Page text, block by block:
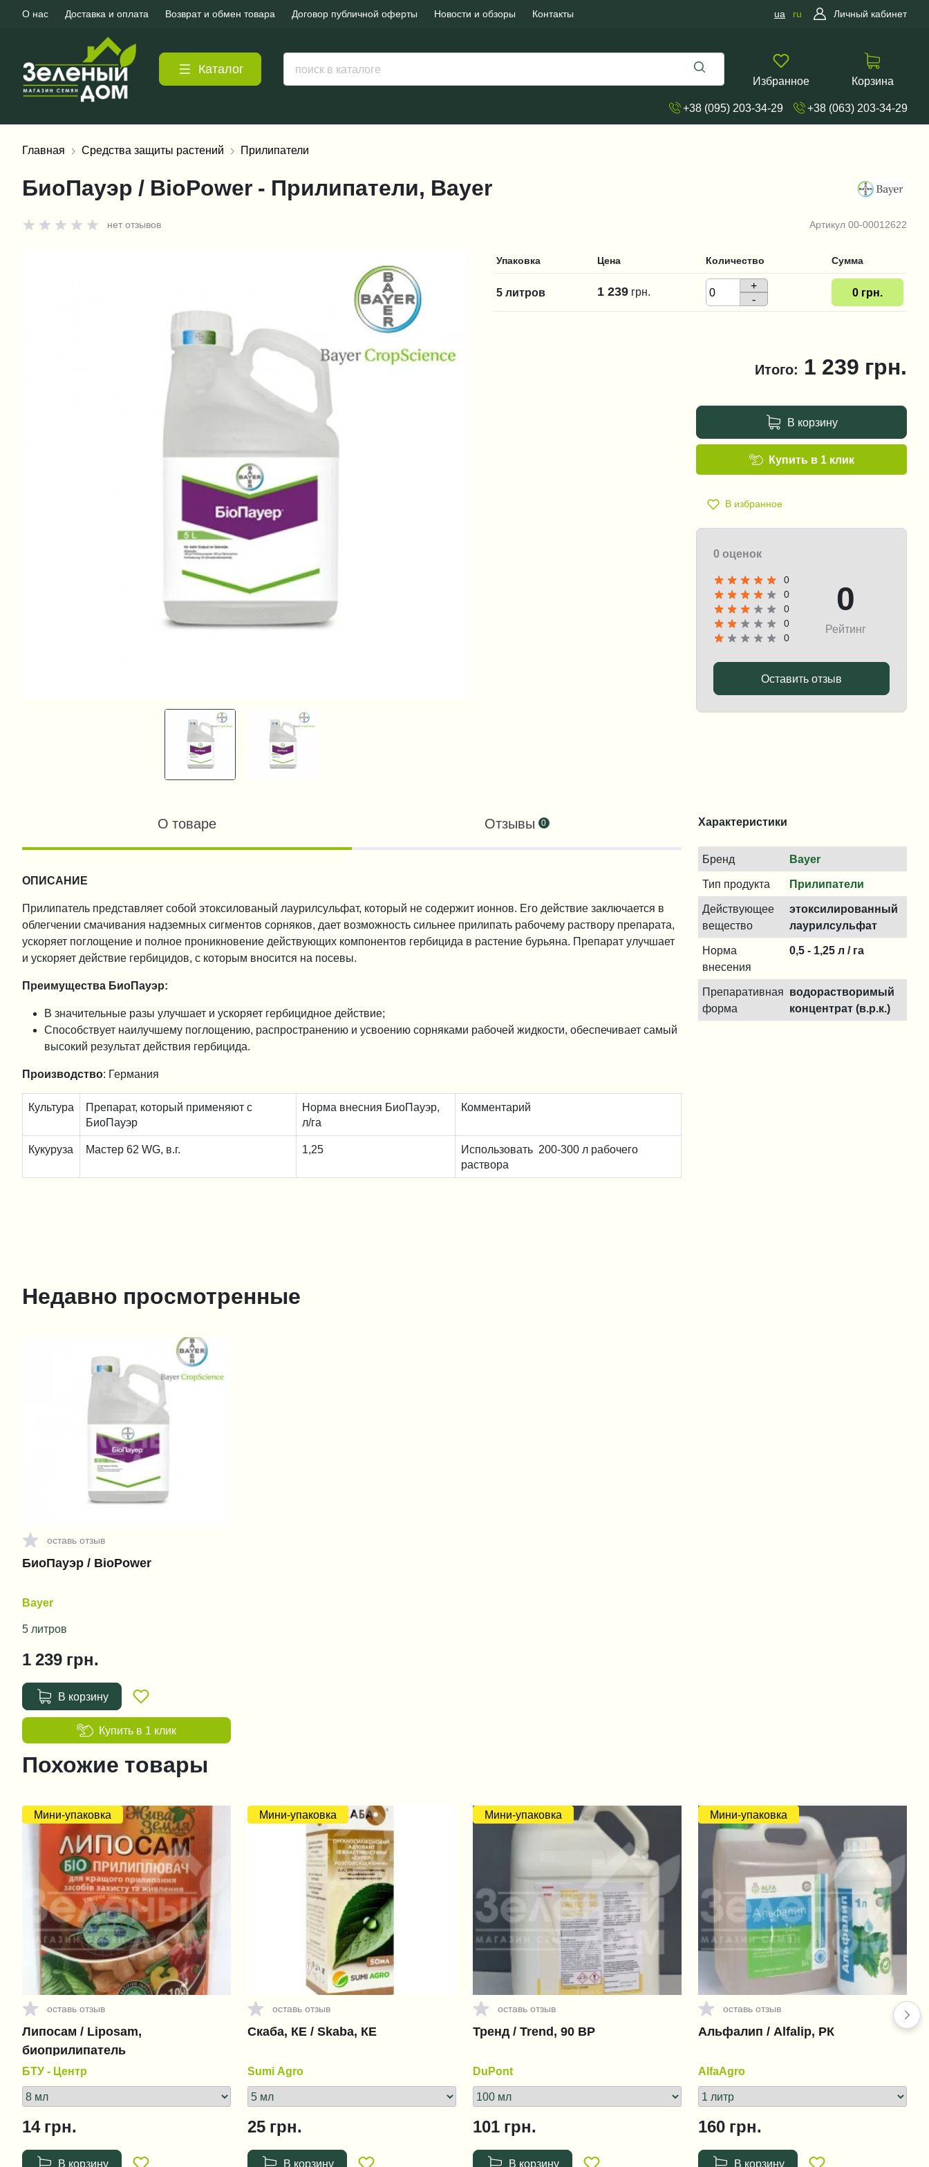
О нас Доставка и оплата Возврат и обмен товара Договор публичной оферты Новости и обзоры Контакты ua ru Личный кабинет
Каталог
Избранное Корзина
+38 (095) 203-34-29 +38 (063) 203-34-29
Главная Средства защиты растений Прилипатели
Артикул 00-00012622
БиоПауэр / BioPower - Прилипатели, Bayer
нет отзывов
Упаковка Цена Количество Сумма
5 литров 1 239 грн.
+
-
0 грн.
Итого: 1 239 грн.
В корзину
В избранное
Купить в 1 клик
0 оценок
0
0
0
0
0
0
Рейтинг
Оставить отзыв
Характеристики
Бренд Bayer
Тип продукта Прилипатели
Действующее
вещество
этоксилированный
лаурилсульфат
Норма
внесения
0,5 - 1,25 л / га
Препаративная
форма
водорастворимый
концентрат (в.р.к.)
О товаре Отзывы 0
ОПИСАНИЕ
Прилипатель представляет собой этоксилованый лаурилсульфат, который не содержит ионнов. Его действие заключается в
облегчении смачивания надземных сигментов сорняков, дает возможность сильнее прилипать рабочему раствору препарата,
ускоряет поглощение и полное проникновение действующих компонентов гербицида в растение бурьяна. Препарат улучшает
и ускоряет действие гербицидов, с которым вносится на посевы.
Преимущества БиоПауэр:
В значительные разы улучшает и ускоряет гербицидное действие;
Способствует наилучшему поглощению, распространению и усвоению сорняками рабочей жидкости, обеспечивает самый
высокий результат действия гербицида.
Производство: Германия
Культура
Препарат, который применяют с
БиоПауэр
Норма внесния БиоПауэр,
л/га
Комментарий
Кукуруза Мастер 62 WG, в.г. 1,25
Использовать 200-300 л рабочего
раствора
Недавно просмотренные
оставь отзыв
БиоПауэр / BioPower
Bayer
5 литров
1 239 грн.
В корзину
Купить в 1 клик
Похожие товары
Мини-упаковка
оставь отзыв
Липосам / Liposam,
биоприлипатель
БТУ - Центр
14грн.
В корзину
Мини-упаковка
оставь отзыв
Скаба, КЕ / Skaba, КЕ
Sumi Agro
25 грн.
В корзину
Мини-упаковка
оставь отзыв
Тренд / Trend, 90 ВР
DuPont
101 грн.
В корзину
Мини-упаковка
оставь отзыв
Альфалип / Alfalip, РК
AlfaAgro
160 грн.
В корзину